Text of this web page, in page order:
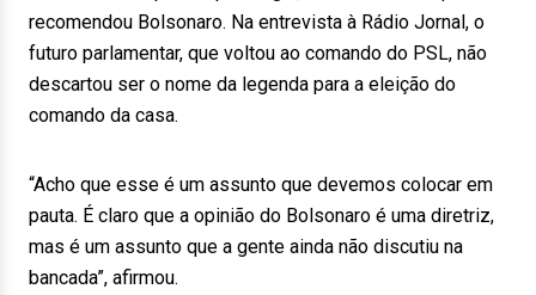
recomendou Bolsonaro. Na entrevista à Rádio Jornal, o
futuro parlamentar, que voltou ao comando do PSL, não
descartou ser o nome da legenda para a eleição do
comando da casa.
“Acho que esse é um assunto que devemos colocar em
pauta. É claro que a opinião do Bolsonaro é uma diretriz,
mas é um assunto que a gente ainda não discutiu na
bancada”, afirmou.